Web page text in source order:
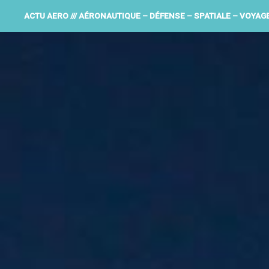
ACTU AERO /// AÉRONAUTIQUE – DÉFENSE – SPATIALE –